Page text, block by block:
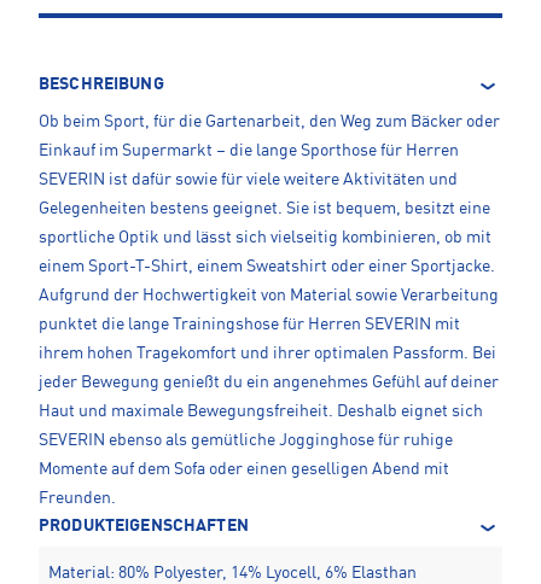
BESCHREIBUNG
Ob beim Sport, für die Gartenarbeit, den Weg zum Bäcker oder
Einkauf im Supermarkt – die lange Sporthose für Herren
SEVERIN ist dafür sowie für viele weitere Aktivitäten und
Gelegenheiten bestens geeignet. Sie ist bequem, besitzt eine
sportliche Optik und lässt sich vielseitig kombinieren, ob mit
einem Sport-T-Shirt, einem Sweatshirt oder einer Sportjacke.
Aufgrund der Hochwertigkeit von Material sowie Verarbeitung
punktet die lange Trainingshose für Herren SEVERIN mit
ihrem hohen Tragekomfort und ihrer optimalen Passform. Bei
jeder Bewegung genießt du ein angenehmes Gefühl auf deiner
Haut und maximale Bewegungsfreiheit. Deshalb eignet sich
SEVERIN ebenso als gemütliche Jogginghose für ruhige
Momente auf dem Sofa oder einen geselligen Abend mit
Freunden.
PRODUKTEIGENSCHAFTEN
Material: 80% Polyester, 14% Lyocell, 6% Elasthan